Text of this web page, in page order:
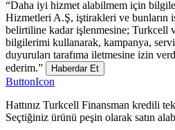
“Daha iyi hizmet alabilmem için
Hizmetleri A.Ş, iştirakleri ve bunların
belirtiline kadar işlenmesine; Turkcell
bilgilerimi kullanarak, kampanya,
duyuruları tarafıma iletmesine izin
ederim.”
Haberdar Et
ButtonIcon
Hattınız Turkcell Finansman kredili
Seçtiğiniz ürünü peşin olarak satın